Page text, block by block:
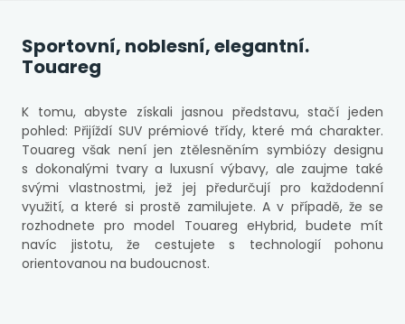
Sportovní, noblesní, elegantní.
Touareg
K tomu, abyste získali jasnou představu, stačí jeden
pohled: Přijíždí SUV prémiové třídy, které má charakter.
Touareg však není jen ztělesněním symbiózy designu
s dokonalými tvary a luxusní výbavy, ale zaujme také
svými vlastnostmi, jež jej předurčují pro každodenní
využití, a které si prostě zamilujete. A v případě, že se
rozhodnete pro model Touareg eHybrid, budete mít
navíc jistotu, že cestujete s technologií pohonu
orientovanou na budoucnost.